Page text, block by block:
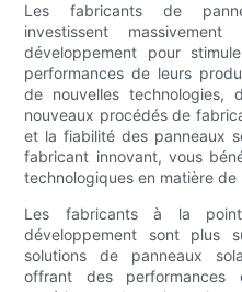
Les fabricants de
investissent
développement pour
performances de leurs
de nouvelles technologies,
nouveaux procédés de
et la fiabilité des panneaux
fabricant innovant, vous
technologiques en matière de
Les fabricants à la
développement sont plus
solutions de panneaux
offrant des performances